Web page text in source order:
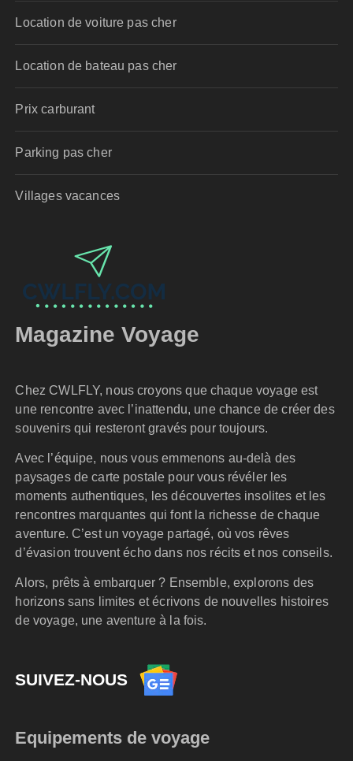
Location de voiture pas cher
Location de bateau pas cher
Prix carburant
Parking pas cher
Villages vacances
Magazine Voyage
Chez CWLFLY, nous croyons que chaque voyage est
une rencontre avec l’inattendu, une chance de créer des
souvenirs qui resteront gravés pour toujours.
Avec l’équipe, nous vous emmenons au-delà des
paysages de carte postale pour vous révéler les
moments authentiques, les découvertes insolites et les
rencontres marquantes qui font la richesse de chaque
aventure. C’est un voyage partagé, où vos rêves
d’évasion trouvent écho dans nos récits et nos conseils.
Alors, prêts à embarquer ? Ensemble, explorons des
horizons sans limites et écrivons de nouvelles histoires
de voyage, une aventure à la fois.
SUIVEZ-NOUS
Equipements de voyage